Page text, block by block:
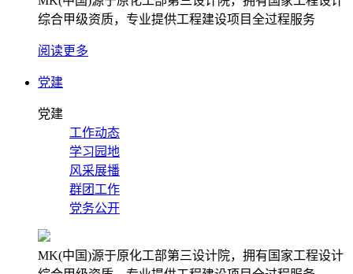
综合甲级资质，专业提供工程建设项目全过程服务
阅读更多
党建
党建
工作动态
学习园地
风采展播
群团工作
党务公开
MK(中国)源于原化工部第三设计院，拥有国家工程设计